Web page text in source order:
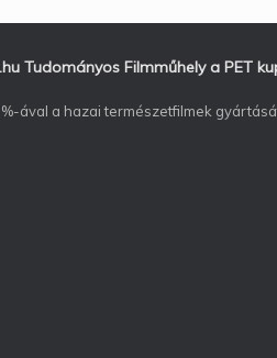
Tudományos Filmműhely a PET
ával a hazai természetfilmek